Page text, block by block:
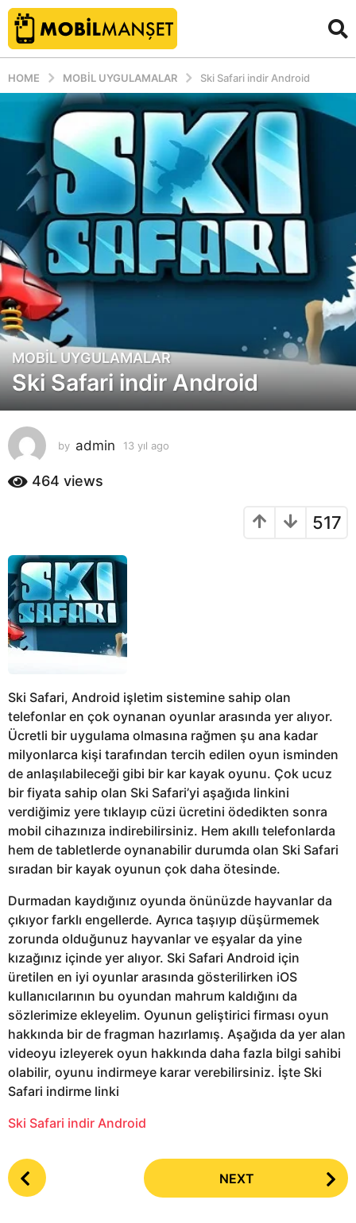
HOME MOBIL UYGULAMALAR Ski Safari indir Android
1
3
y
ı
l
a
g
o
ı
l
a
g
o
MOBIL UYGULAMALAR
Ski Safari indir Android
by admin 13 yıl ago
464 views
517
Ski Safari, Android işletim sistemine sahip olan
telefonlar en çok oynanan oyunlar arasında yer alıyor.
Ücretli bir uygulama olmasına rağmen şu ana kadar
milyonlarca kişi tarafından tercih edilen oyun isminden
de anlaşılabileceği gibi bir kar kayak oyunu. Çok ucuz
bir fiyata sahip olan Ski Safari’yi aşağıda linkini
verdiğimiz yere tıklayıp cüzi ücretini ödedikten sonra
mobil cihazınıza indirebilirsiniz. Hem akıllı telefonlarda
hem de tabletlerde oynanabilir durumda olan Ski Safari
sıradan bir kayak oyunun çok daha ötesinde.
Durmadan kaydığınız oyunda önünüzde hayvanlar da
çıkıyor farklı engellerde. Ayrıca taşıyıp düşürmemek
zorunda olduğunuz hayvanlar ve eşyalar da yine
kızağınız içinde yer alıyor. Ski Safari Android için
üretilen en iyi oyunlar arasında gösterilirken iOS
kullanıcılarının bu oyundan mahrum kaldığını da
sözlerimize ekleyelim. Oyunun geliştirici firması oyun
hakkında bir de fragman hazırlamış. Aşağıda da yer alan
videoyu izleyerek oyun hakkında daha fazla bilgi sahibi
olabilir, oyunu indirmeye karar verebilirsiniz. İşte Ski
Safari indirme linki
Ski Safari indir Android
P
o
NEXT